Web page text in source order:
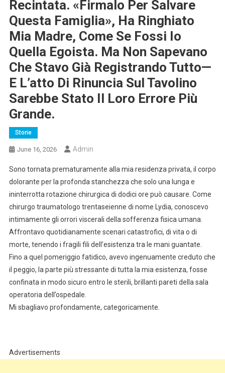
Recintata. «Firmalo Per Salvare
Questa Famiglia», Ha Ringhiato
Mia Madre, Come Se Fossi Io
Quella Egoista. Ma Non Sapevano
Che Stavo Già Registrando Tutto—
E L’atto Di Rinuncia Sul Tavolino
Sarebbe Stato Il Loro Errore Più
Grande.
Storie
June 16, 2026 Admin
Sono tornata prematuramente alla mia residenza privata, il corpo
dolorante per la profonda stanchezza che solo una lunga e
ininterrotta rotazione chirurgica di dodici ore può causare. Come
chirurgo traumatologo trentaseienne di nome Lydia, conoscevo
intimamente gli orrori viscerali della sofferenza fisica umana.
Affrontavo quotidianamente scenari catastrofici, di vita o di
morte, tenendo i fragili fili dell’esistenza tra le mani guantate.
Fino a quel pomeriggio fatidico, avevo ingenuamente creduto che
il peggio, la parte più stressante di tutta la mia esistenza, fosse
confinata in modo sicuro entro le sterili, brillanti pareti della sala
operatoria dell’ospedale.
Mi sbagliavo profondamente, categoricamente.
Advertisements